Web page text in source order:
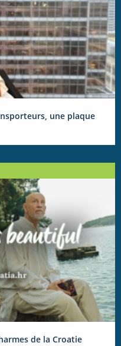
une plaque
de la Croatie